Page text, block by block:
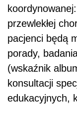
przewlekłej
pacjenci będą
porady,
(wskaźnik
konsultacji
edukacyjnych,